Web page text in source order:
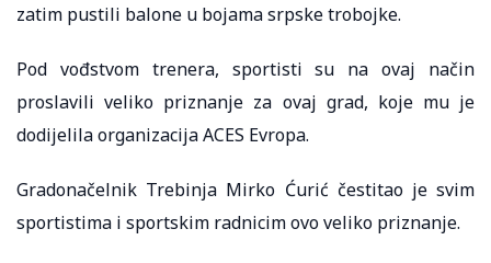
zatim pustili balone u bojama srpske trobojke.
Pod vođstvom trenera, sportisti su na ovaj način
proslavili veliko priznanje za ovaj grad, koje mu je
dodijelila organizacija ACES Evropa.
Gradonačelnik Trebinja Mirko Ćurić čestitao je svim
sportistima i sportskim radnicim ovo veliko priznanje.